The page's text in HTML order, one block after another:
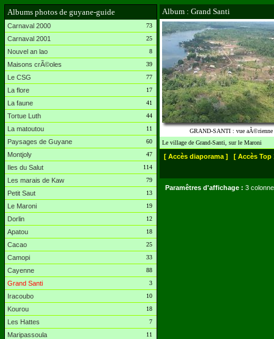
Albums photos de guyane-guide
Carnaval 2000 73
Carnaval 2001 25
Nouvel an lao 8
Maisons crÃ©oles 39
Le CSG 77
La flore 17
La faune 41
Tortue Luth 44
La matoutou 11
Paysages de Guyane 60
Montjoly 47
Iles du Salut 114
Les marais de Kaw 79
Petit Saut 13
Le Maroni 19
Dorlin 12
Apatou 18
Cacao 25
Camopi 33
Cayenne 88
Grand Santi 3
Iracoubo 10
Kourou 18
Les Hattes 7
Maripassoula 11
Album : Grand Santi
GRAND-SANTI : vue aÃ©rienne
Le village de Grand-Santi, sur le Maroni
[ Accès diaporama ] [ Accès Top
Paramêtres d'affichage : 3